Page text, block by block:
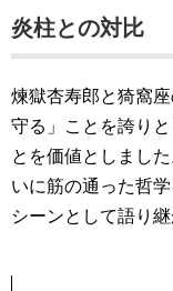
炎柱との対比
煉獄杏寿郎と猗窩
守る」ことを誇り
とを価値としまし
いに筋の通った哲
シーンとして語り継